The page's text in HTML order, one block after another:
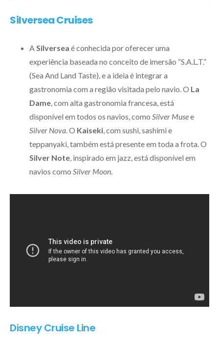
Silversea Cruises
ASilversea é conhecida por oferecer uma
experiência baseada no conceito de imersão “S.A.L.T.”
(Sea And Land Taste), e a ideia é integrar a
gastronomia com a região visitada pelo navio. O La
Dame, com alta gastronomia francesa, está
disponível em todos os navios, como Silver Musee
Silver Nova. O Kaiseki, com sushi, sashimi e
teppanyaki, também está presente em toda a frota. O
Silver Note, inspirado em jazz, está disponível em
navios como Silver Moon.
Disney Cruise Line